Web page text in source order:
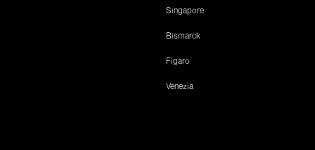
Singapore
Bismarck
Figaro
Venezia